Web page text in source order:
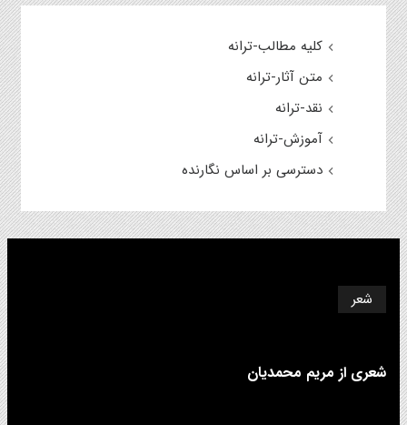
کلیه مطالب-ترانه
متن آثار-ترانه
نقد-ترانه
آموزش-ترانه
دسترسی بر اساس نگارنده
شعر
شعری از مریم محمدیان